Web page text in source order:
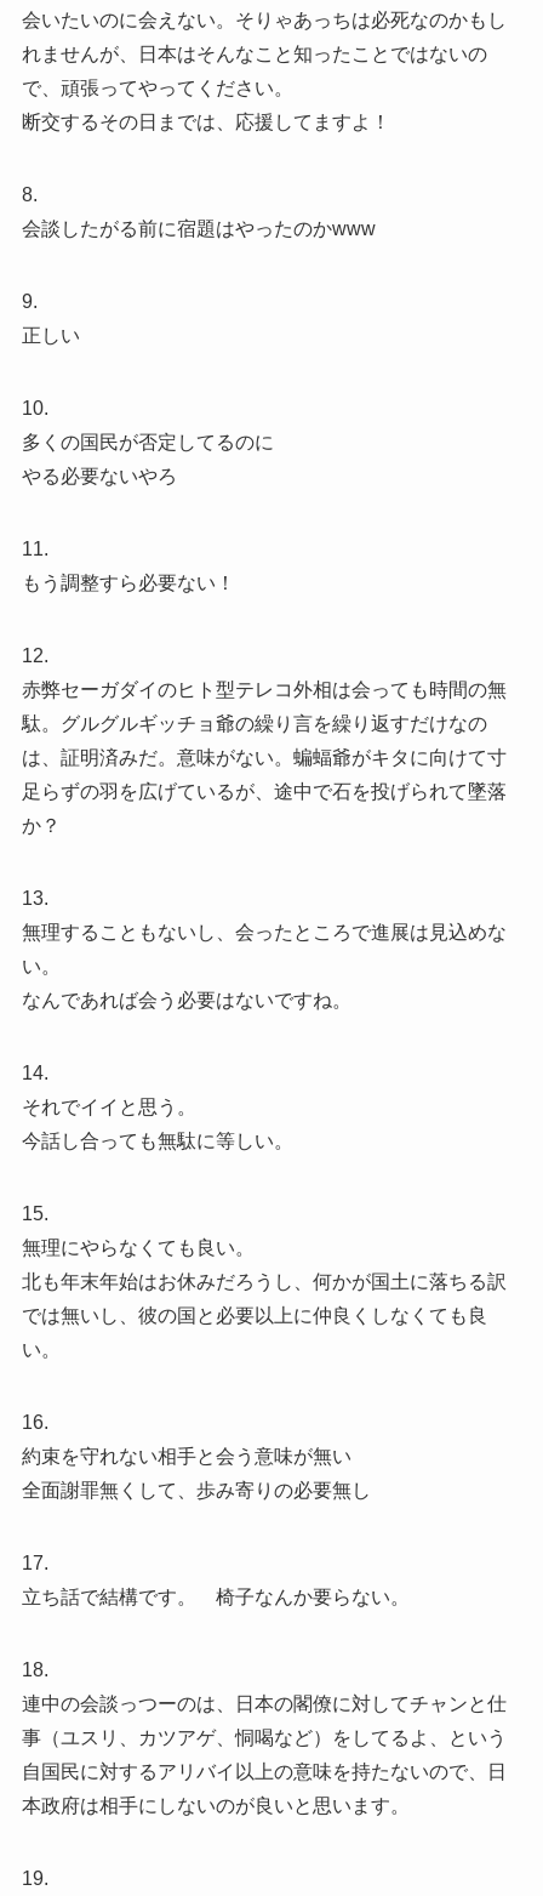
会いたいのに会えない。そりゃあっちは必死なのかもし
れませんが、日本はそんなこと知ったことではないの
で、頑張ってやってください。
断交するその日までは、応援してますよ！
8.
会談したがる前に宿題はやったのか️www
9.
正しい
10.
多くの国民が否定してるのに
やる必要ないやろ
11.
もう調整すら必要ない！
12.
赤弊セーガダイのヒト型テレコ外相は会っても時間の無
駄。グルグルギッチョ爺の繰り言を繰り返すだけなの
は、証明済みだ。意味がない。蝙蝠爺がキタに向けて寸
足らずの羽を広げているが、途中で石を投げられて墜落
か？
13.
無理することもないし、会ったところで進展は見込めな
い。
なんであれば会う必要はないですね。
14.
それでイイと思う。
今話し合っても無駄に等しい。
15.
無理にやらなくても良い。
北も年末年始はお休みだろうし、何かが国土に落ちる訳
では無いし、彼の国と必要以上に仲良くしなくても良
い。
16.
約束を守れない相手と会う意味が無い
全面謝罪無くして、歩み寄りの必要無し
17.
立ち話で結構です。 椅子なんか要らない。
18.
連中の会談っつーのは、日本の閣僚に対してチャンと仕
事（ユスリ、カツアゲ、恫喝など）をしてるよ、という
自国民に対するアリバイ以上の意味を持たないので、日
本政府は相手にしないのが良いと思います。
19.